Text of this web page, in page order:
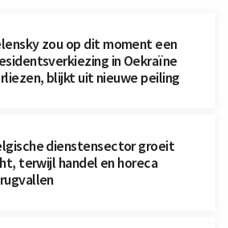
zou op dit moment een
in Oekraïne
blijkt uit nieuwe peiling
dienstensector groeit
terwijl handel en horeca